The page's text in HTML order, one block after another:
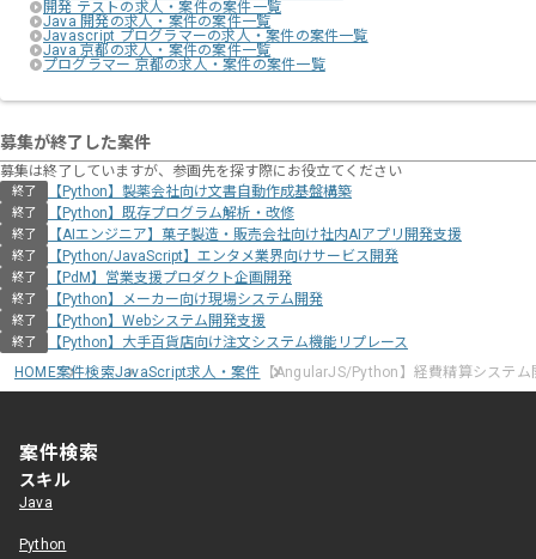
開発 テストの求人・案件の案件一覧
Java 開発の求人・案件の案件一覧
Javascript プログラマーの求人・案件の案件一覧
Java 京都の求人・案件の案件一覧
プログラマー 京都の求人・案件の案件一覧
募集が終了した案件
募集は終了していますが、参画先を探す際にお役立てください
終了 【Python】製薬会社向け文書自動作成基盤構築
終了 【Python】既存プログラム解析・改修
終了 【AIエンジニア】菓子製造・販売会社向け社内AIアプリ開発支援
終了 【Python/JavaScript】エンタメ業界向けサービス開発
終了 【PdM】営業支援プロダクト企画開発
終了 【Python】メーカー向け現場システム開発
終了 【Python】Webシステム開発支援
終了
【Python】大手百貨店向け注文システム機能リプレース
HOME案件検索JavaScript求人・案件 【AngularJS/Python】経費精算システム
案件検索
スキル
Java
Python